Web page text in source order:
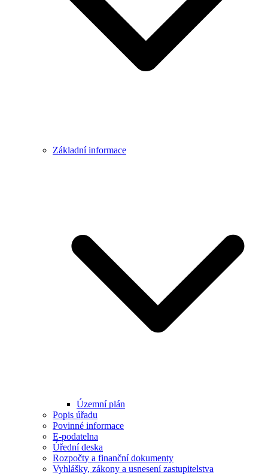
Základní informace
Územní plán
Popis úřadu
Povinné informace
E-podatelna
Úřední deska
Rozpočty a finanční dokumenty
Vyhlášky, zákony a usnesení zastupitelstva